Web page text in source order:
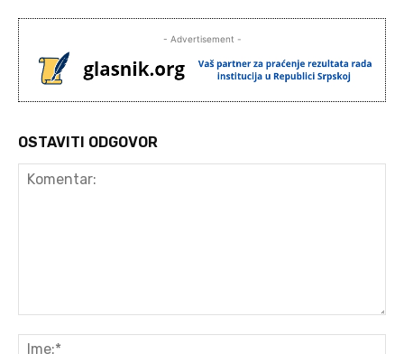
- Advertisement -
OSTAVITI ODGOVOR